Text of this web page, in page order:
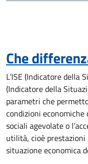
Che
L’ISE (Indicatore della
(Indicatore della
parametri che
condizioni
sociali agevolate o
utilità, cioè prestazioni
situazione economica